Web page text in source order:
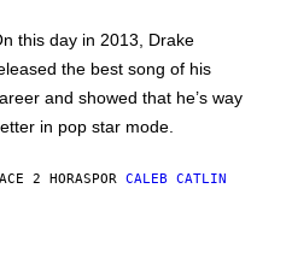
this day in 2013, Drake
the best song of his
and showed that he’s way
in pop star mode.
2 HORASPOR CALEB CATLIN